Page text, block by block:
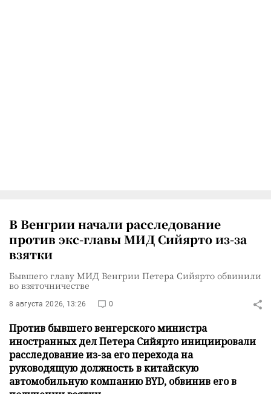
В Венгрии начали расследование
против экс-главы МИД Сийярто из-за
взятки
Бывшего главу МИД Венгрии Петера Сийярто обвинили
во взяточничестве
8 августа 2026, 13:26 0
Против бывшего венгерского министра
иностранных дел Петера Сийярто инициировали
расследование из-за его перехода на
руководящую должность в китайскую
автомобильную компанию BYD, обвинив его в